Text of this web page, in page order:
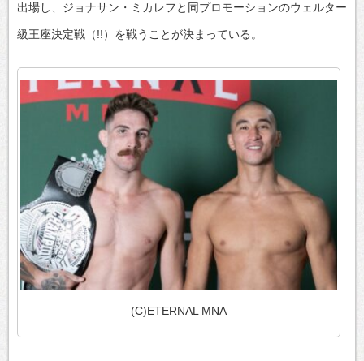
出場し、ジョナサン・ミカレフと同プロモーションのウェルター
級王座決定戦（!!）を戦うことが決まっている。
(C)ETERNAL MNA